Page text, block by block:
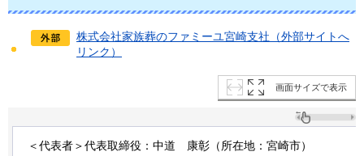
株式会社家族葬のファミーユ宮崎支社（外部サイトへ
リンク）
画面サイズで表示
＜代表者＞代表取締役：中道 康彰（所在地：宮崎市）